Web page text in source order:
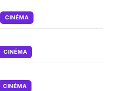
CINÉMA
CINÉMA
CINÉMA